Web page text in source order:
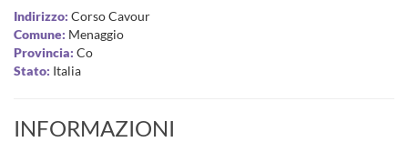
Indirizzo: Corso Cavour
Comune: Menaggio
Provincia: Co
Stato: Italia
INFORMAZIONI